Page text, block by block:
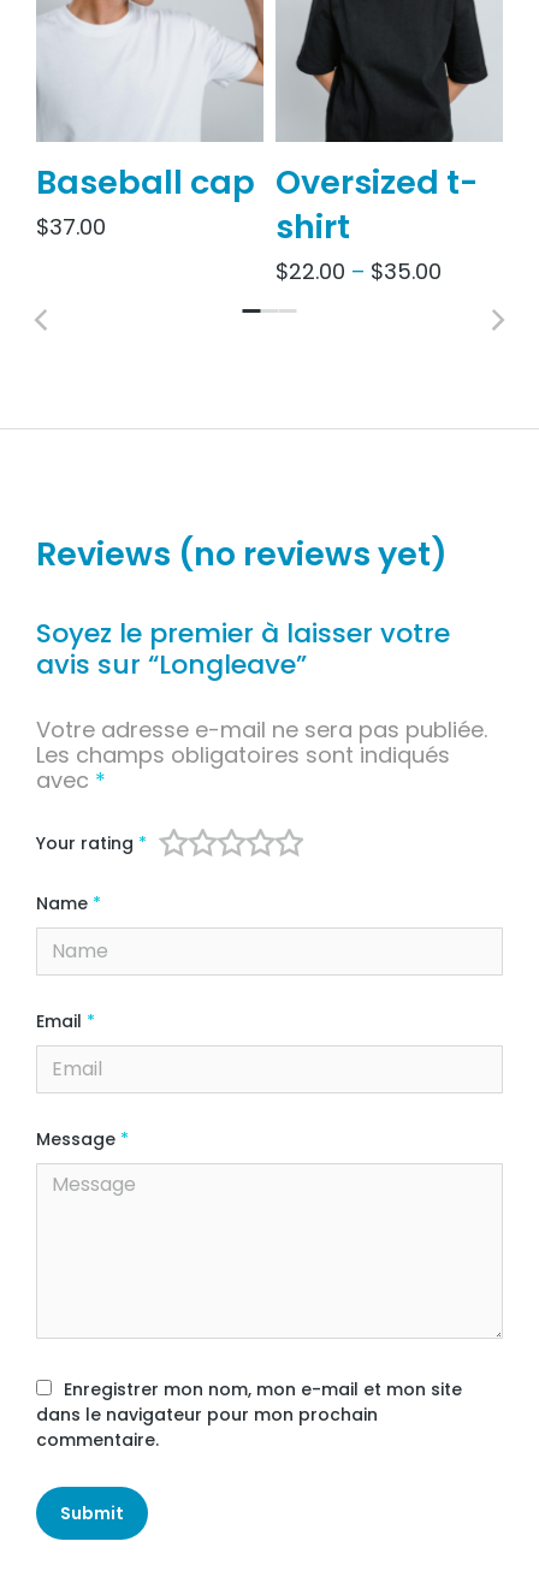
Baseball cap
$37.00
Oversized t-
shirt
$22.00 – $35.00
Reviews (no reviews yet)
Soyez le premier à laisser votre
avis sur “Longleave”
Votre adresse e-mail ne sera pas publiée.
Les champs obligatoires sont indiqués
avec *
Your rating *
Name *
Email *
Message *
Enregistrer mon nom, mon e-mail et mon site
dans le navigateur pour mon prochain
commentaire.
Submit